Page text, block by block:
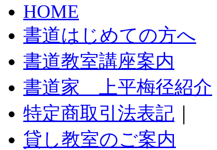
HOME
書道はじめての方へ
書道教室講座案内
書道家 上平梅径紹介
特定商取引法表記 ｜
貸し教室のご案内